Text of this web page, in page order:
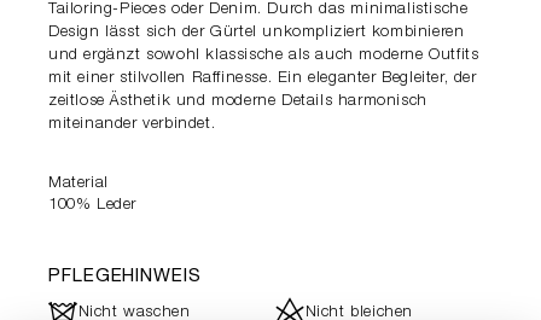
Tailoring-Pieces oder Denim. Durch das minimalistische
Design lässt sich der Gürtel unkompliziert kombinieren
und ergänzt sowohl klassische als auch moderne Outfits
mit einer stilvollen Raffinesse. Ein eleganter Begleiter, der
zeitlose Ästhetik und moderne Details harmonisch
miteinander verbindet.
Material
100% Leder
PFLEGEHINWEIS
J Nicht waschen d Nicht bleichen